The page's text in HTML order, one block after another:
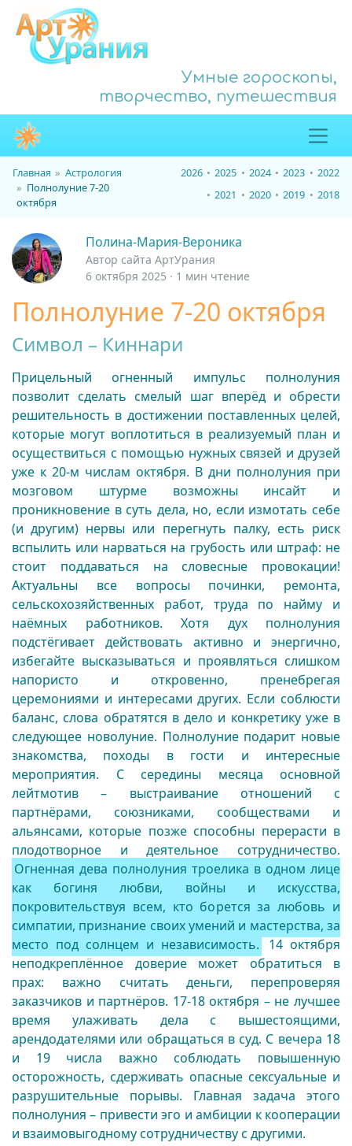
Умные гороскопы,
творчество, путешествия
Главная
Астрология
Полнолуние 7-20
октября
2026 2025 2024 2023
2022
2021
2020 2019 2018
Полина-Мария-Вероника
Автор сайта АртУрания
6 октября 2025 · 1 мин чтение
Полнолуние 7-20 октября
Символ – Киннари
Прицельный огненный импульс полнолуния
позволит сделать смелый шаг вперёд и обрести
решительность в достижении поставленных целей,
которые могут воплотиться в реализуемый план и
осуществиться с помощью нужных связей и друзей
уже к 20-м числам октября. В дни полнолуния при
мозговом штурме возможны инсайт и
проникновение в суть дела, но, если измотать себе
(и другим) нервы или перегнуть палку, есть риск
вспылить или нарваться на грубость или штраф: не
стоит поддаваться на словесные провокации!
Актуальны все вопросы починки, ремонта,
сельскохозяйственных работ, труда по найму и
наёмных работников. Хотя дух полнолуния
подстёгивает действовать активно и энергично,
избегайте высказываться и проявляться слишком
напористо и откровенно, пренебрегая
церемониями и интересами других. Если соблюсти
баланс, слова обратятся в дело и конкретику уже в
следующее новолуние. Полнолуние подарит новые
знакомства, походы в гости и интересные
мероприятия. С середины месяца основной
лейтмотив – выстраивание отношений с
партнёрами, союзниками, сообществами и
альянсами, которые позже способны перерасти в
плодотворное и деятельное сотрудничество.
Огненная дева полнолуния троелика в одном лице
как богиня любви, войны и искусства,
покровительствуя всем, кто борется за любовь и
симпатии, признание своих умений и мастерства, за
место под солнцем и независимость.
14 октября
неподкреплённое доверие может обратиться в
прах: важно считать деньги, перепроверяя
заказчиков и партнёров. 17-18 октября – не лучшее
время улаживать дела с вышестоящими,
арендодателями или обращаться в суд. С вечера 18
и 19 числа важно соблюдать повышенную
осторожность, сдерживать опасные сексуальные и
разрушительные порывы. Главная задача этого
полнолуния – привести эго и амбиции к кооперации
и взаимовыгодному сотрудничеству с другими.